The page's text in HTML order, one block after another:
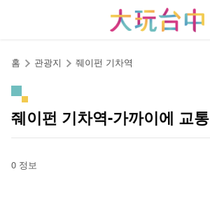
홈 관광지 줴이펀 기차역
줴이펀 기차역-가까이에 교통
0 정보